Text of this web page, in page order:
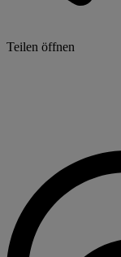
Teilen öffnen